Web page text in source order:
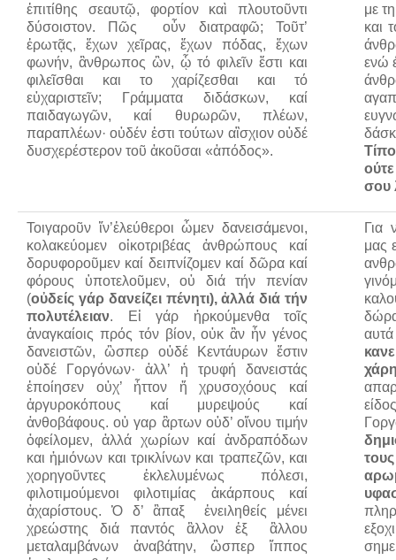
ἐπιτίθης σεαυτῷ, φορτίον καὶ πλουτοῦντι
δύσοιστον. Πῶς οὖν διατραφῶ; Τοῦτ’
ἐρωτᾷς, ἔχων χεῖρας, ἔχων πόδας, ἔχων
φωνήν, ἂνθρωπος ὢν, ᾧ τό φιλεῖν ἔστι και
φιλεῖσθαι και το χαρίζεσθαι και τό
εὐχαριστεῖν; Γράμματα διδάσκων, καί
παιδαγωγῶν, καί θυρωρῶν, πλέων,
παραπλέων· οὐδέν ἐστι τούτων αἲσχιον οὐδέ
δυσχερέστερον τοῦ ἀκοῦσαι «ἀπόδος».
με
και
ενώ
σου
Τοιγαροῦν ἵν’ἐλεύθεροι ὦμεν δανεισάμενοι,
κολακεύομεν οἰκοτριβέας ἀνθρώπους καί
δορυφοροῦμεν καί δειπνίζομεν καί δῶρα καί
φόρους ὑποτελοῦμεν, οὐ διά τήν πενίαν
(οὐδείς γάρ δανείζει πένητι), ἀλλά διά τήν
πολυτέλειαν. Εἰ γάρ ἠρκούμενθα τοῖς
ἀναγκαίοις πρός τόν βίον, οὐκ ἂν ἦν γένος
δανειστῶν, ὣσπερ οὐδέ Κεντάυρων ἔστιν
οὐδέ Γοργόνων· ἀλλ’ ἡ τρυφή δανειστάς
ἐποίησεν οὐχ’ ἧττον ἤ χρυσοχόους καί
ἀργυροκόπους καί μυρεψούς καί
ἀνθοβάφους. οὐ γαρ ἂρτων οὐδ’ οἴνου τιμήν
ὀφείλομεν, ἀλλά χωρίων καί ἀνδραπόδων
και ἡμιόνων και τρικλίνων και τραπεζῶν, και
χορηγοῦντες ἐκλελυμένως πόλεσι,
φιλοτιμούμενοι φιλοτιμίας ἀκάρπους καί
ἀχαρίστους. Ὁ δ’ ἃπαξ ἐνειληθείς μένει
χρεώστης διά παντός ἂλλον ἐξ ἂλλου
μεταλαμβάνων ἀναβάτην, ὣσπερ ἵππος
Για
μας